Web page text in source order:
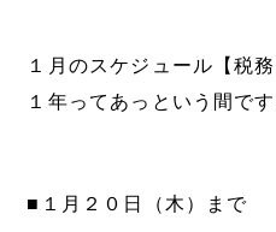
１月のスケジュール【税
１年ってあっという間です
■１月２０日（木）まで